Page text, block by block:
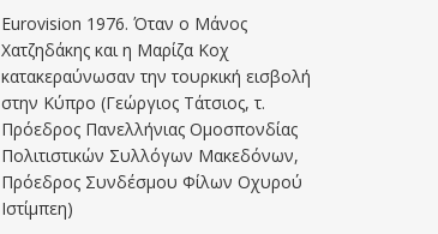
Eurovision 1976. Όταν ο Μάνος
Χατζηδάκης και η Μαρίζα Κοχ
κατακεραύνωσαν την τουρκική εισβολή
στην Κύπρο (Γεώργιος Τάτσιος, τ.
Πρόεδρος Πανελλήνιας Ομοσπονδίας
Πολιτιστικών Συλλόγων Μακεδόνων,
Πρόεδρος Συνδέσμου Φίλων Οχυρού
Ιστίμπεη)